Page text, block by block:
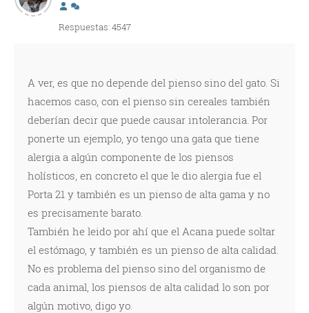
Respuestas: 4547
A ver, es que no depende del pienso sino del gato. Si
hacemos caso, con el pienso sin cereales también
deberían decir que puede causar intolerancia. Por
ponerte un ejemplo, yo tengo una gata que tiene
alergia a algún componente de los piensos
holísticos, en concreto el que le dio alergia fue el
Porta 21 y también es un pienso de alta gama y no
es precisamente barato.
También he leido por ahí que el Acana puede soltar
el estómago, y también es un pienso de alta calidad.
No es problema del pienso sino del organismo de
cada animal, los piensos de alta calidad lo son por
algún motivo, digo yo.